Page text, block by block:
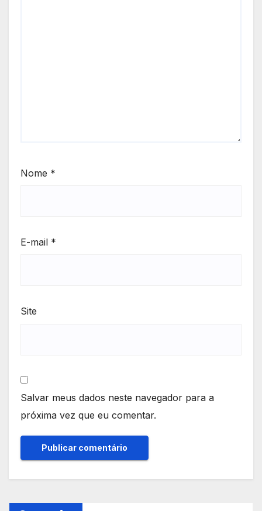
Nome *
E-mail *
Site
Salvar meus dados neste navegador para a
próxima vez que eu comentar.